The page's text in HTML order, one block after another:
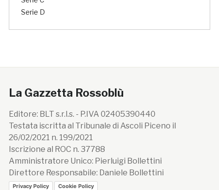
Serie D
La Gazzetta Rossoblù
Editore: BLT s.r.l.s. - P.IVA 02405390440
Testata iscritta al Tribunale di Ascoli Piceno il
26/02/2021 n. 199/2021
Iscrizione al ROC n. 37788
Amministratore Unico: Pierluigi Bollettini
Direttore Responsabile: Daniele Bollettini
Privacy Policy Cookie Policy